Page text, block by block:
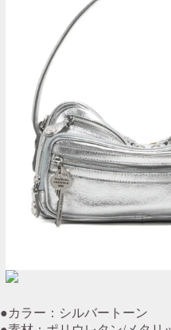
●カラー：シルバートーン